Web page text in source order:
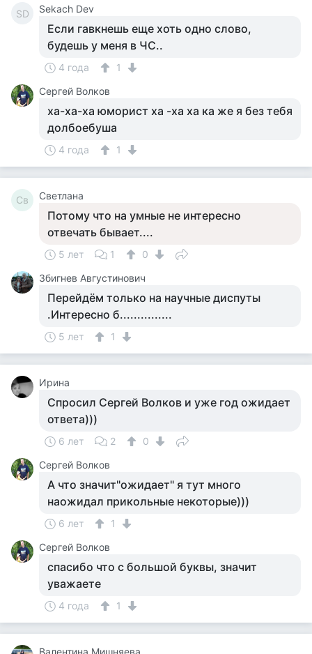
SD Sekach Dev
Если гавкнешь еще хоть одно слово,
будешь у меня в ЧС..
4 года
1
Сергей Волков
ха-ха-ха юморист ха -ха ха ка же я без тебя
долбоебуша
4 года 1
Св Светлана
Потому что на умные не интересно
отвечать бывает....
5 лет 1
0
Збигнев Августинович
Перейдём только на научные диспуты
.Интересно б...............
5 лет 1
Ирина
Спросил Сергей Волков и уже год ожидает
ответа)))
6 лет 2
0
Сергей Волков
А что значит"ожидает" я тут много
наожидал прикольные некоторые)))
6 лет
1
Сергей Волков
спасибо что с большой буквы, значит
уважаете
4 года 1
Валентина Мишняева